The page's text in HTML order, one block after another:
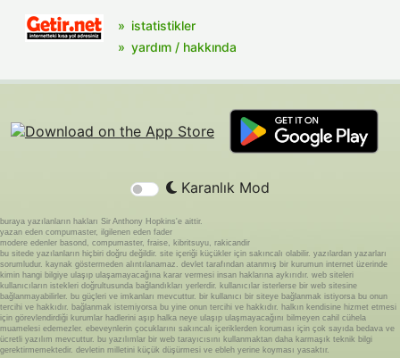
istatistikler
yardım / hakkında
Karanlık Mod
buraya yazılanların hakları Sir Anthony Hopkins'e aittir.
yazan eden compumaster, ilgilenen eden fader
modere edenler basond, compumaster, fraise, kibritsuyu, rakicandir
bu sitede yazılanların hiçbiri doğru değildir. site içeriği küçükler için sakıncalı olabilir. yazılardan yazarları
sorumludur. kaynak göstermeden alıntılanamaz. devlet tarafından atanmış bir kurumun internet üzerinde
kimin hangi bilgiye ulaşıp ulaşamayacağına karar vermesi insan haklarına aykırıdır. web siteleri
kullanıcıların istekleri doğrultusunda bağlandıkları yerlerdir. kullanıcılar isterlerse bir web sitesine
bağlanmayabilirler. bu güçleri ve imkanları mevcuttur. bir kullanıcı bir siteye bağlanmak istiyorsa bu onun
tercihi ve hakkıdır. bağlanmak istemiyorsa bu yine onun tercihi ve hakkıdır. halkın kendisine hizmet etmesi
için görevlendirdiği kurumlar hadlerini aşıp halka neye ulaşıp ulaşmayacağını bilmeyen cahil cühela
muamelesi edemezler. ebeveynlerin çocuklarını sakıncalı içeriklerden koruması için çok sayıda bedava ve
ücretli yazılım mevcuttur. bu yazılımlar bir web tarayıcısını kullanmaktan daha karmaşık teknik bilgi
gerektirmemektedir. devletin milletini küçük düşürmesi ve ebleh yerine koyması yasaktır.